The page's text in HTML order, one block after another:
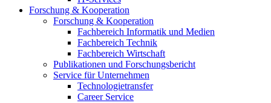
Forschung & Kooperation
Forschung & Kooperation
Fachbereich Informatik und Medien
Fachbereich Technik
Fachbereich Wirtschaft
Publikationen und Forschungsbericht
Service für Unternehmen
Technologietransfer
Career Service